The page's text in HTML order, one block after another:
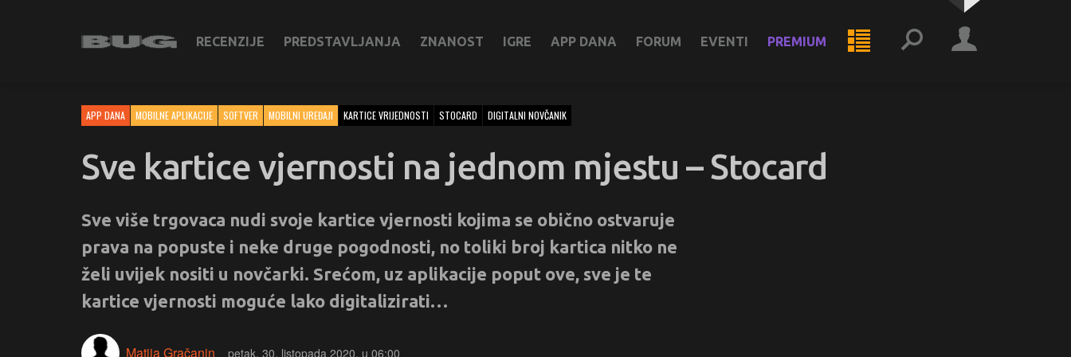
RECENZIJE PREDSTAVLJANJA ZNANOST IGRE APP DANA FORUM EVENTI PREMIUM
APP DANA MOBILNE APLIKACIJE SOFTVER MOBILNI UREĐAJI KARTICE VRIJEDNOSTI STOCARD DIGITALNI NOVČANIK
Sve kartice vjernosti na jednom mjestu – Stocard
Sve više trgovaca nudi svoje kartice vjernosti kojima se obično ostvaruje
prava na popuste i neke druge pogodnosti, no toliki broj kartica nitko ne
želi uvijek nositi u novčarki. Srećom, uz aplikacije poput ove, sve je te
kartice vjernosti moguće lako digitalizirati…
Matija Gračanin petak, 30. listopada 2020. u 06:00